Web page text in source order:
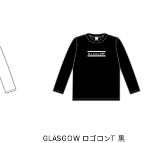
GLASGOW ロゴロンT 黒